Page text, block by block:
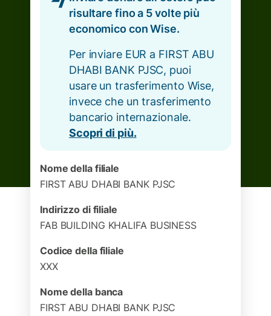
risultare fino a 5 volte più
economico con Wise.
Per inviare EUR a FIRST ABU
DHABI BANK PJSC, puoi
usare un trasferimento Wise,
invece che un trasferimento
bancario internazionale.
Scopri di più.
Nome della filiale
FIRST ABU DHABI BANK PJSC
Indirizzo di filiale
FAB BUILDING KHALIFA BUSINESS
Codice della filiale
XXX
Nome della banca
FIRST ABU DHABI BANK PJSC